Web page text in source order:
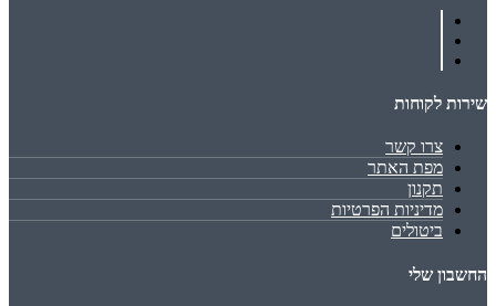
שירות לקוחות
צרו קשר
מפת האתר
תקנון
מדיניות הפרטיות
ביטולים
החשבון שלי